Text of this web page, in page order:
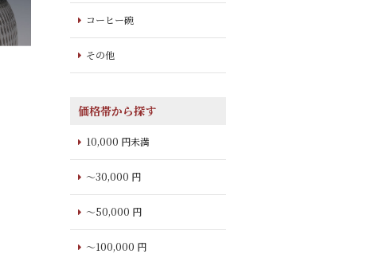
コーヒー碗
その他
価格帯から探す
10,000 円未満
～30,000 円
～50,000 円
～100,000 円